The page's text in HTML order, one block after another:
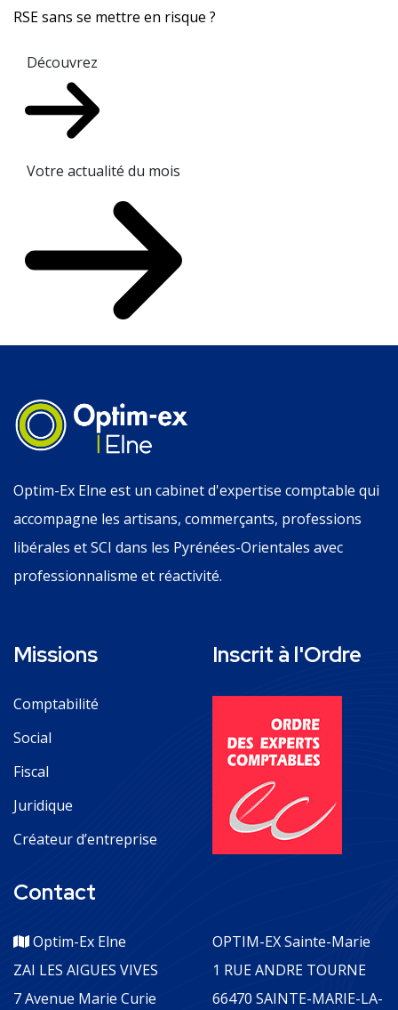
RSE sans se mettre en risque ?
Découvrez
Votre actualité du mois
Optim-Ex Elne est un cabinet d'expertise comptable qui
accompagne les artisans, commerçants, professions
libérales et SCI dans les Pyrénées-Orientales avec
professionnalisme et réactivité.
Missions
Comptabilité
Social
Fiscal
Juridique
Créateur d’entreprise
Inscrit à l'Ordre
Contact
Optim-Ex Elne
ZAI LES AIGUES VIVES
7 Avenue Marie Curie
OPTIM-EX Sainte-Marie
1 RUE ANDRE TOURNE
66470 SAINTE-MARIE-LA-